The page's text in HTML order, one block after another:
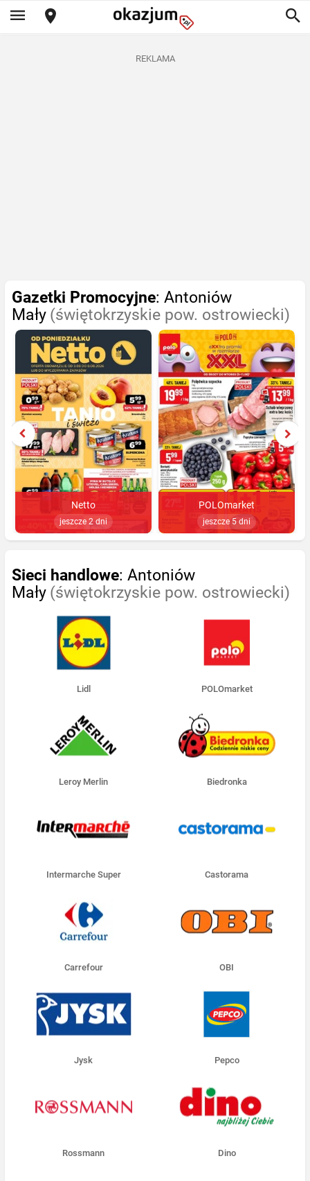
REKLAMA
Gazetki Promocyjne: Antoniów
Mały (świętokrzyskie pow. ostrowiecki)
Netto
jeszcze 2 dni
POLOmarket
jeszcze 5 dni
Sieci handlowe: Antoniów
Mały (świętokrzyskie pow. ostrowiecki)
Lidl POLOmarket
Leroy Merlin Biedronka
Intermarche Super Castorama
Carrefour OBI
Jysk Pepco
Rossmann Dino